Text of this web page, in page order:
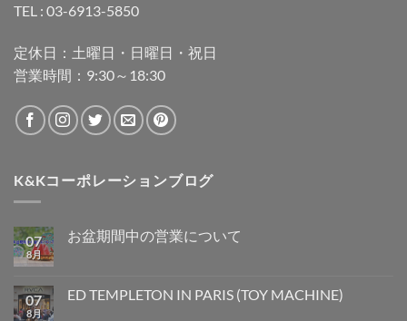
TEL : 03-6913-5850
定休日：土曜日・日曜日・祝日
営業時間：9:30～18:30
K&Kコーポレーションブログ
07
8月
お盆期間中の営業について
07
8月
ED TEMPLETON IN PARIS (TOY MACHINE)